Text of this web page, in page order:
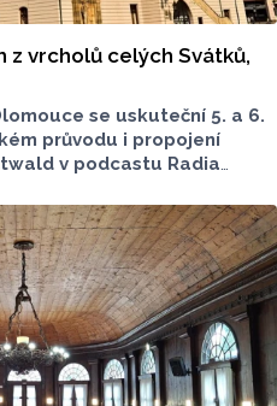
z vrcholů celých Svátků,
se uskuteční 5. a 6.
průvodu i propojení
v podcastu Radia
statutárního města